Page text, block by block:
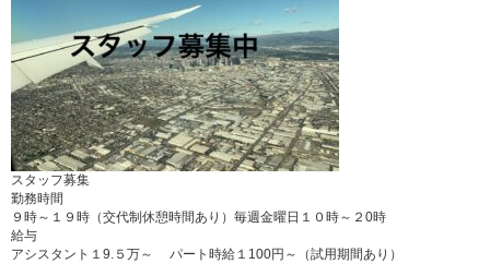
スタッフ募集
勤務時間
９時～１９時（交代制休憩時間あり）毎週金曜日１０時～２0時
給与
アシスタント１9.５万～ パート時給１100円～（試用期間あり）